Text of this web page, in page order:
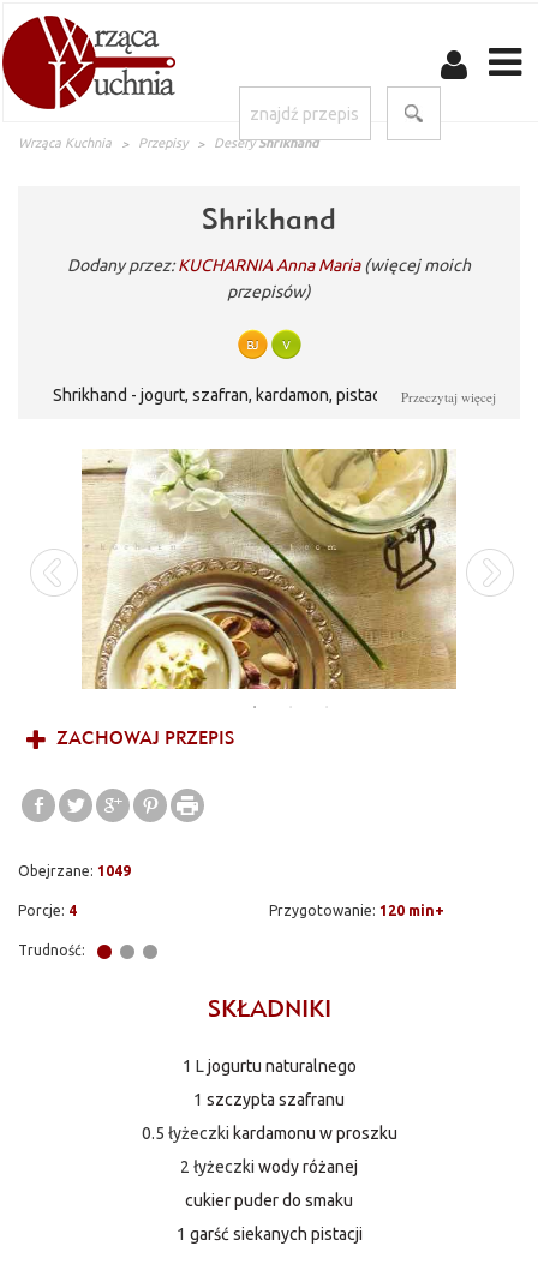
Wrząca Kuchnia Przepisy Desery Shrikhand
Shrikhand
Dodany przez:KUCHARNIA Anna Maria (więcej moich
przepisów)
Shrikhand - jogurt, szafran, kardamon, pistacje.. Tradycyjny
cukrem lub miodem, z dodatkiem przypraw - najczęściej
kardamonu i szafranu oraz pistacji. Jeśli wzbogacimy go musem
z mango, powstanie równe cudowny deser o nazwie
amrakhand.
Przeczytaj więcej
ZACHOWAJ PRZEPIS
Obejrzane: 1049
Porcje: 4 Przygotowanie: 120 min+
Trudność:
SKŁADNIKI
1 L jogurtu naturalnego
1 szczypta szafranu
0.5 łyżeczki kardamonu w proszku
2 łyżeczki wody różanej
cukier puder do smaku
1 garść siekanych pistacji